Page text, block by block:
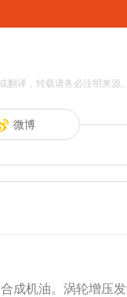
翻译，转载请务必注明来源。
微博
成机油。涡轮增压